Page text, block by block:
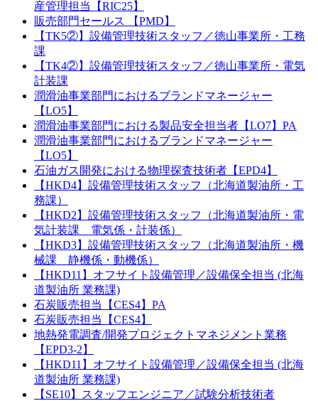
産管理担当【RIC25】
販売部門セールス 【PMD】
【TK5②】設備管理技術スタッフ／徳山事業所・工務
課
【TK4②】設備管理技術スタッフ／徳山事業所・電気
計装課
潤滑油事業部門におけるブランドマネージャー
【LO5】
潤滑油事業部門における製品安全担当者【LO7】PA
潤滑油事業部門におけるブランドマネージャー
【LO5】
石油ガス開発における物理探査技術者【EPD4】
【HKD4】設備管理技術スタッフ（北海道製油所・工
務課）
【HKD2】設備管理技術スタッフ（北海道製油所・電
気計装課 電気係・計装係）
【HKD3】設備管理技術スタッフ（北海道製油所・機
械課 静機係・動機係）
【HKD11】オフサイト設備管理／設備保全担当 (北海
道製油所 業務課)
石炭販売担当【CES4】PA
石炭販売担当【CES4】
地熱発電調査/開発プロジェクトマネジメント業務
【EPD3-2】
【HKD11】オフサイト設備管理／設備保全担当 (北海
道製油所 業務課)
【SE10】スタッフエンジニア／試験分析技術者